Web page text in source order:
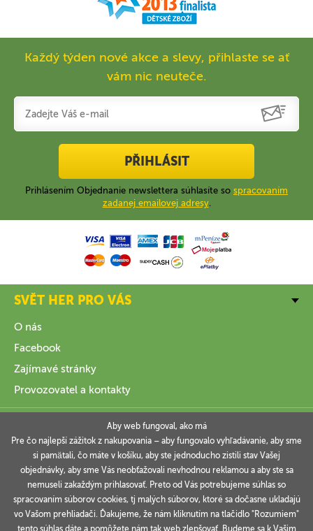
Každý týden nové akce a slevy, přihlaste se ať
vám nic neuteče.
PŘIHLÁSIT
Prihlásením Objednanie newslettera súhlasíte so spracovaním
zadanej emailovej adresy.
SVĚT HER PRO VÁS
O nás
Facebook
Zajímavé stránky
Provozovatel a kontakty
INFORMACE
VAŠE OBJEDNÁVKY
Aby web fungoval, ako má
Pre čo najlepší zážitok z nakupovania – aby fungovalo vyhľadávanie, aby sme
si pamätali, čo máte v košíku, aby ste jednoducho zistili stav Vašej
objednávky, aby sme Vás neobťažovali nevhodnou reklamou a aby ste sa
nemuseli zakaždým prihlasovať. Preto od Vás potrebujeme súhlas so
spracovaním súborov cookies, tj malých súborov, ktoré sa dočasne ukladajú
vo Vašom prehliadači. Ďakujeme, že nám kliknutím na tlačidlo "Rozumiem"
tento súhlas dáte a pomôžete nám tak web zlepšovať. Budeme sa k Vašim